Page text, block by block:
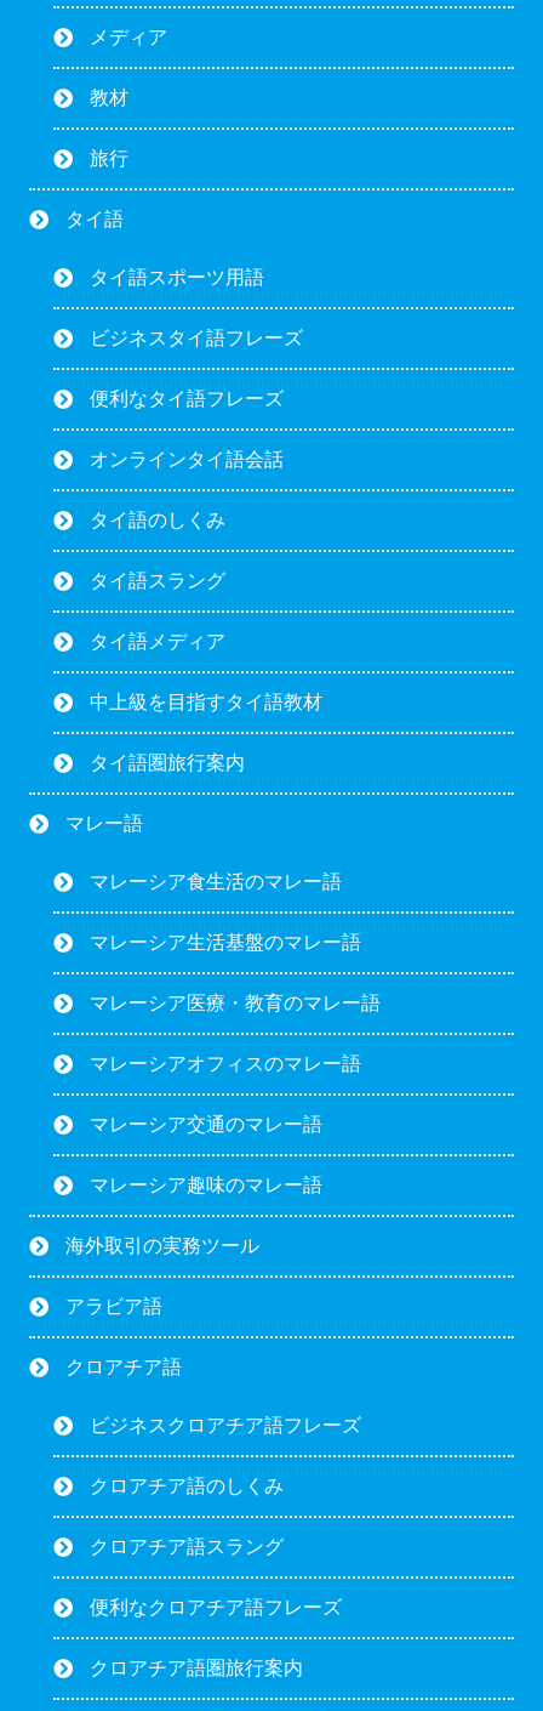
メディア
教材
旅行
タイ語
タイ語スポーツ用語
ビジネスタイ語フレーズ
便利なタイ語フレーズ
オンラインタイ語会話
タイ語のしくみ
タイ語スラング
タイ語メディア
中上級を目指すタイ語教材
タイ語圏旅行案内
マレー語
マレーシア食生活のマレー語
マレーシア生活基盤のマレー語
マレーシア医療・教育のマレー語
マレーシアオフィスのマレー語
マレーシア交通のマレー語
マレーシア趣味のマレー語
海外取引の実務ツール
アラビア語
クロアチア語
ビジネスクロアチア語フレーズ
クロアチア語のしくみ
クロアチア語スラング
便利なクロアチア語フレーズ
クロアチア語圏旅行案内